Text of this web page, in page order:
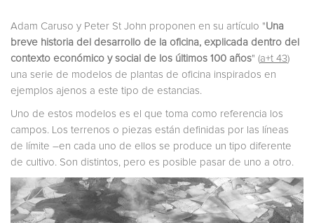
Adam Caruso y Peter St John proponen en su artículo "Una
breve historia del desarrollo de la oficina, explicada dentro del
contexto económico y social de los últimos 100 años" (a+t 43)
una serie de modelos de plantas de oficina inspirados en
ejemplos ajenos a este tipo de estancias.
Uno de estos modelos es el que toma como referencia los
campos. Los terrenos o piezas están definidas por las líneas
de límite –en cada uno de ellos se produce un tipo diferente
de cultivo. Son distintos, pero es posible pasar de uno a otro.